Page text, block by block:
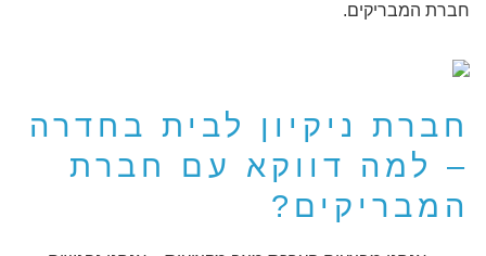
חברת המבריקים.
חברת ניקיון לבית בחדרה
– למה דווקא עם חברת
המבריקים?